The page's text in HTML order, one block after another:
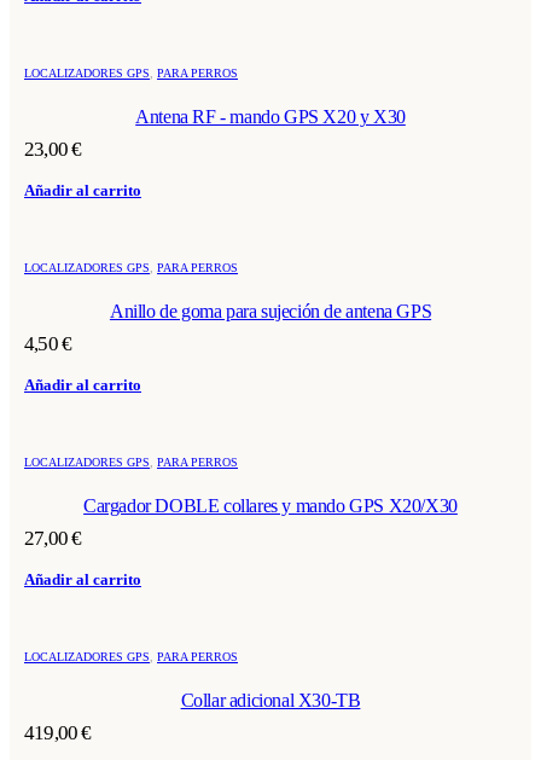
LOCALIZADORES GPS PARA PERROS
Antena RF - mando GPS X20 y X30
23,00€
Añadir al carrito
LOCALIZADORES GPS PARA PERROS
Anillo de goma para sujeción de antena GPS
4,50€
Añadir al carrito
LOCALIZADORES GPS PARA PERROS
Cargador DOBLE collares y mando GPS X20/X30
27,00€
Añadir al carrito
LOCALIZADORES GPS PARA PERROS
Collar adicional X30-TB
419,00€